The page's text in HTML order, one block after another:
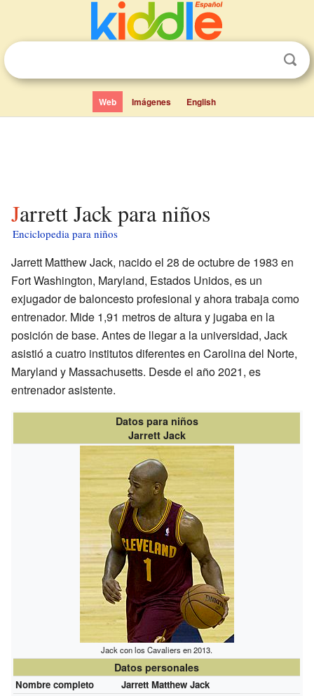
Web Imágenes English
Jarrett Jack para niños
Enciclopedia para niños
Jarrett Matthew Jack, nacido el 28 de octubre de 1983 en
Fort Washington, Maryland, Estados Unidos, es un
exjugador de baloncesto profesional y ahora trabaja como
entrenador. Mide 1,91 metros de altura y jugaba en la
posición de base. Antes de llegar a la universidad, Jack
asistió a cuatro institutos diferentes en Carolina del Norte,
Maryland y Massachusetts. Desde el año 2021, es
entrenador asistente.
Datos para niños
Jarrett Jack
Jack con los Cavaliers en 2013.
Datos personales
Nombre completo
Jarrett Matthew Jack